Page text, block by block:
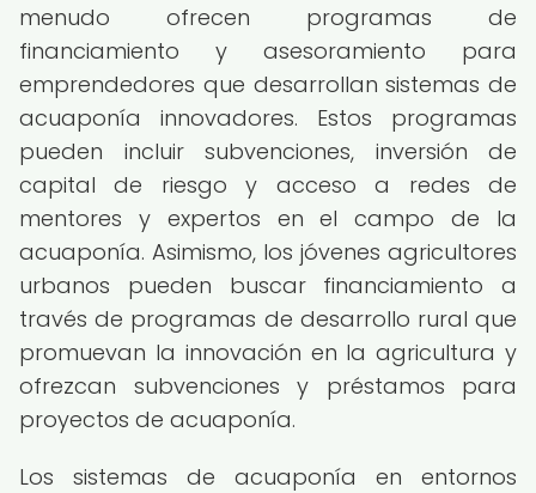
menudo ofrecen programas de
financiamiento y asesoramiento para
emprendedores que desarrollan sistemas de
acuaponía innovadores. Estos programas
pueden incluir subvenciones, inversión de
capital de riesgo y acceso a redes de
mentores y expertos en el campo de la
acuaponía. Asimismo, los jóvenes agricultores
urbanos pueden buscar financiamiento a
través de programas de desarrollo rural que
promuevan la innovación en la agricultura y
ofrezcan subvenciones y préstamos para
proyectos de acuaponía.
Los sistemas de acuaponía en entornos